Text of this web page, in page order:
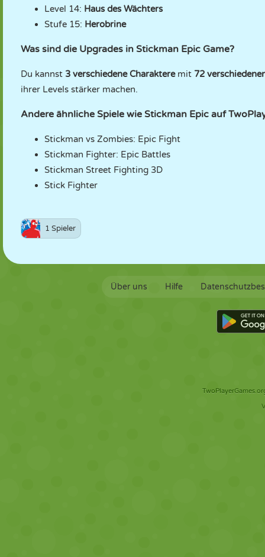
Level 14: Haus des Wächters
Stufe 15: Herobrine
Was sind die Upgrades in Stickman Epic Game?
Du kannst 3 verschiedene Charakteremit 72
ihrer Levels stärker machen.
Andere ähnliche Spiele wie Stickman Epic auf
Stickman vs Zombies: Epic Fight
Stickman Fighter: Epic Battles
Stickman Street Fighting 3D
Stick Fighter
1 Spieler
Über uns Hilfe